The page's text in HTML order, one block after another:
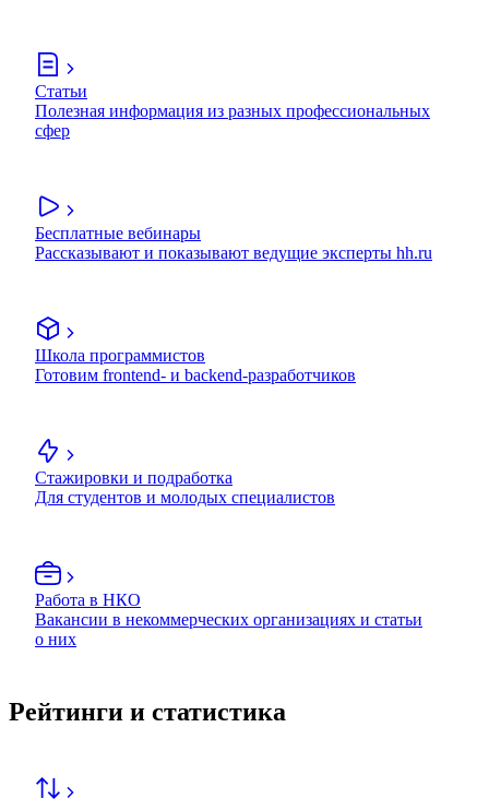
Статьи
Полезная информация из разных профессиональных
сфер
Бесплатные вебинары
Рассказывают и показывают ведущие эксперты hh.ru
Школа программистов
Готовим frontend- и backend-разработчиков
Стажировки и подработка
Для студентов и молодых специалистов
Работа в НКО
Вакансии в некоммерческих организациях и статьи
о них
Рейтинги и статистика